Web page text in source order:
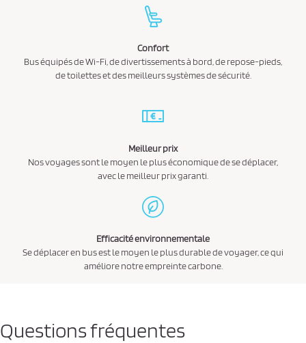
Confort
Bus équipés de Wi-Fi, de divertissements à bord, de repose-pieds,
de toilettes et des meilleurs systèmes de sécurité.
Meilleur prix
Nos voyages sont le moyen le plus économique de se déplacer,
avec le meilleur prix garanti.
Efficacité environnementale
Se déplacer en bus est le moyen le plus durable de voyager, ce qui
améliore notre empreinte carbone.
Questions fréquentes